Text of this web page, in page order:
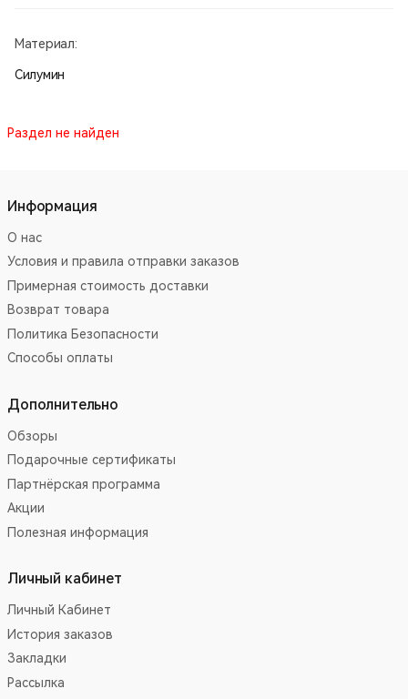
Материал:
Силумин
Раздел не найден
Информация
О нас
Условия и правила отправки заказов
Примерная стоимость доставки
Возврат товара
Политика Безопасности
Способы оплаты
Дополнительно
Обзоры
Подарочные сертификаты
Партнёрская программа
Акции
Полезная информация
Личный кабинет
Личный Кабинет
История заказов
Закладки
Рассылка